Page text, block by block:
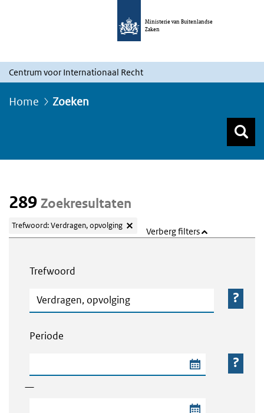
Ministerie van Buitenlandse
Zaken
Centrum voor Internationaal Recht
Home Zoeken
289 Zoekresultaten
Trefwoord: Verdragen, opvolging
Verberg filters
Trefwoord
Trefwoord
Periode
—